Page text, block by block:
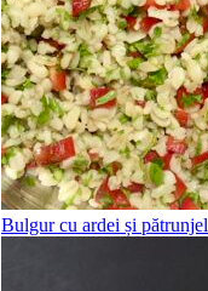
Bulgur cu ardei și pătrunjel